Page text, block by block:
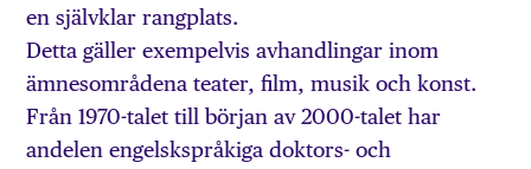
en självklar rangplats.
Detta gäller exempelvis avhandlingar inom
ämnesområdena teater, film, musik och konst.
Från 1970-talet till början av 2000-talet har
andelen engelskspråkiga doktors- och